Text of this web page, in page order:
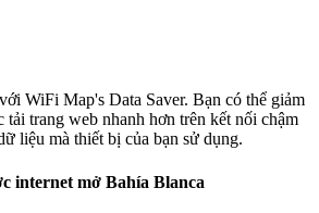
WiFi Map's Data Saver. Bạn có thể giảm
tải trang web nhanh hơn trên kết nối chậm
liệu mà thiết bị của bạn sử dụng.
internet mở Bahía Blanca